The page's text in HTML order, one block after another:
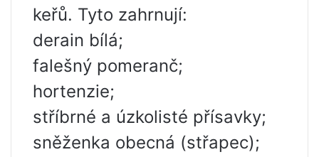
keřů. Tyto zahrnují:
derain bílá;
falešný pomeranč;
hortenzie;
stříbrné a úzkolisté přísavky;
sněženka obecná (střapec);